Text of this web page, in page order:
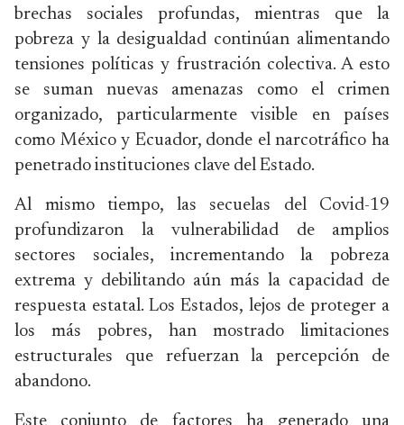
brechas sociales profundas, mientras que la
pobreza y la desigualdad continúan alimentando
tensiones políticas y frustración colectiva. A esto
se suman nuevas amenazas como el crimen
organizado, particularmente visible en países
como México y Ecuador, donde el narcotráfico ha
penetrado instituciones clave del Estado.
Al mismo tiempo, las secuelas del Covid-19
profundizaron la vulnerabilidad de amplios
sectores sociales, incrementando la pobreza
extrema y debilitando aún más la capacidad de
respuesta estatal. Los Estados, lejos de proteger a
los más pobres, han mostrado limitaciones
estructurales que refuerzan la percepción de
abandono.
Este conjunto de factores ha generado una